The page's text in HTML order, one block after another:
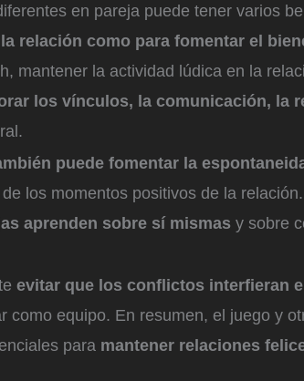
en pareja puede tener varios
relación como para fomentar el
mantener la actividad lúdica en la
los vínculos, la comunicación, la
puede fomentar la
los momentos positivos de la
aprenden sobre sí mismas y sobre
evitar que los conflictos interfieran
como equipo. En resumen, el juego y
para mantener relaciones